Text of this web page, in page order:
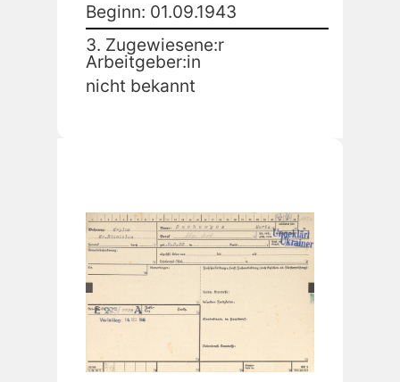
Beginn: 01.09.1943
3. Zugewiesene:r
Arbeitgeber:in
nicht bekannt